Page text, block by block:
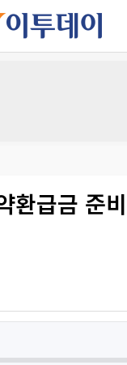
환급금 준